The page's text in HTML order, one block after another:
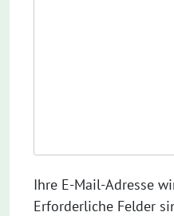
Ihre E-Mail-Adresse
Erforderliche Felder